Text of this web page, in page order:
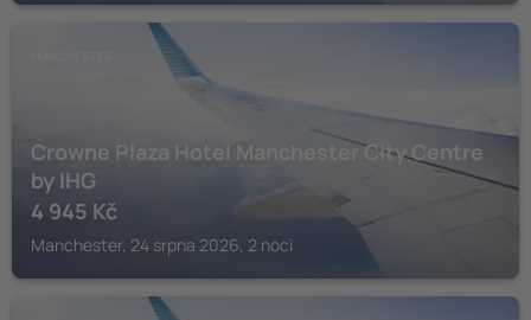
Crowne Plaza Hotel Manchester City Centre
by IHG
4 945 Kč
Manchester, 24 srpna 2026, 2 noci